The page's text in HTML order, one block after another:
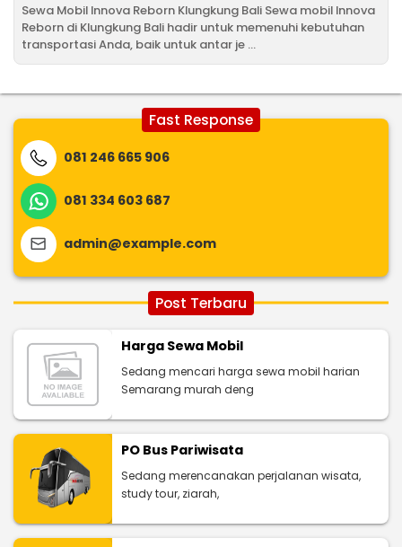
Sewa Mobil Innova Reborn Klungkung Bali Sewa mobil Innova
Reborn di Klungkung Bali hadir untuk memenuhi kebutuhan
transportasi Anda, baik untuk antar je ...
Fast Response
081 246 665 906
081 334 603 687
admin@example.com
Post Terbaru
Harga Sewa Mobil
Sedang mencari harga sewa mobil harian
Semarang murah deng
PO Bus Pariwisata
Sedang merencanakan perjalanan wisata,
study tour, ziarah,